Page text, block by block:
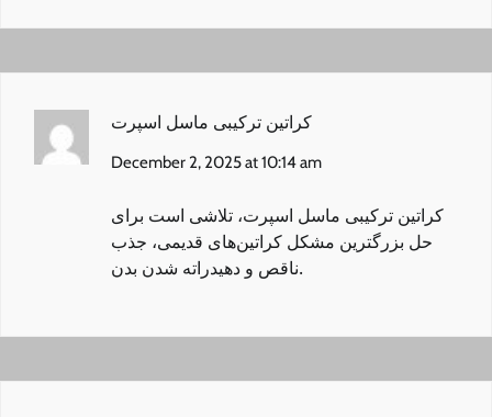
کراتین ترکیبی ماسل اسپرت
December 2, 2025 at 10:14 am
کراتین ترکیبی ماسل اسپرت، تلاشی است برای
حل بزرگترین مشکل کراتین‌های قدیمی، جذب
ناقص و دهیدراته شدن بدن.